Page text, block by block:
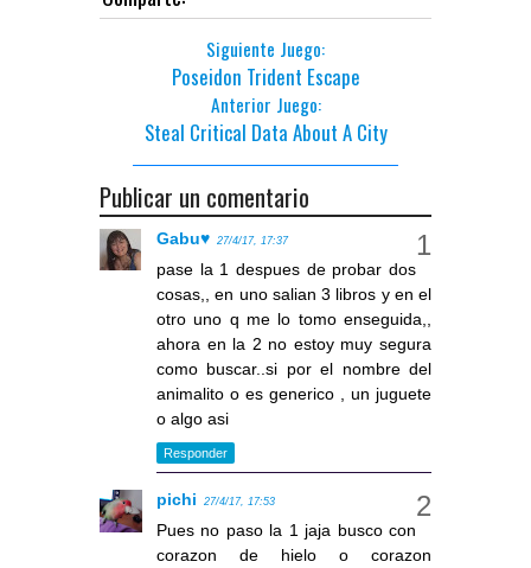
Siguiente Juego:
Poseidon Trident Escape
Anterior Juego:
Steal Critical Data About A City
Publicar un comentario
Gabu♥ 27/4/17, 17:37
pase la 1 despues de probar dos
cosas,, en uno salian 3 libros y en el
otro uno q me lo tomo enseguida,,
ahora en la 2 no estoy muy segura
como buscar..si por el nombre del
animalito o es generico , un juguete
o algo asi
Responder
pichi 27/4/17, 17:53
Pues no paso la 1 jaja busco con
corazon de hielo o corazon